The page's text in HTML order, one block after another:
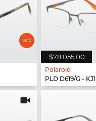
$78.055,00
Polaroid
PLD D619/G - KJ1